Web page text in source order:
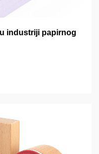
industriji papirnog